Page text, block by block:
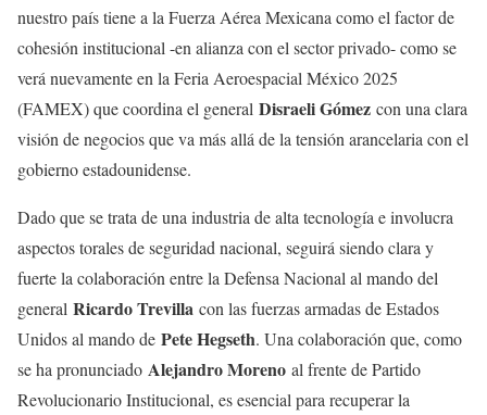
nuestro país tiene a la Fuerza Aérea Mexicana como el factor de
cohesión institucional -en alianza con el sector privado- como se
verá nuevamente en la Feria Aeroespacial México 2025
(FAMEX) que coordina el general Disraeli Gómez con una clara
visión de negocios que va más allá de la tensión arancelaria con el
gobierno estadounidense.
Dado que se trata de una industria de alta tecnología e involucra
aspectos torales de seguridad nacional, seguirá siendo clara y
fuerte la colaboración entre la Defensa Nacional al mando del
general Ricardo Trevilla con las fuerzas armadas de Estados
Unidos al mando de Pete Hegseth. Una colaboración que, como
se ha pronunciado Alejandro Moreno al frente de Partido
Revolucionario Institucional, es esencial para recuperar la